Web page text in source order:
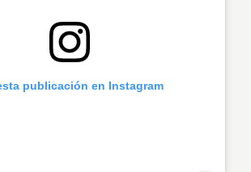
publicación en Instagram